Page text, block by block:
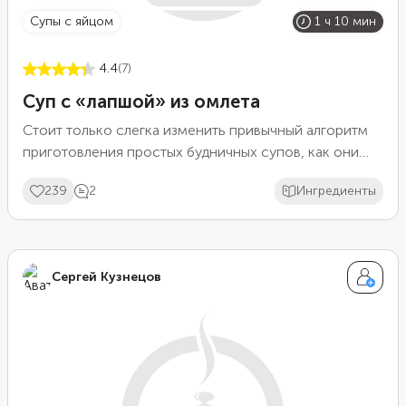
супы с яйцом 1 ч 10 мин
4.4(7)
Суп с «лапшой» из омлета
Стоит только слегка изменить привычный алгоритм
приготовления простых будничных супов, как они
в зажарку из лука и моркови шампиньоны, а вместо
картофеля и вермишели сделайте тонкую «лапшу» из
будет ароматнее и красивее, но можно взять и сухие
пряности или обойтись без них.
239 2 Ингредиенты
Сергей Кузнецов